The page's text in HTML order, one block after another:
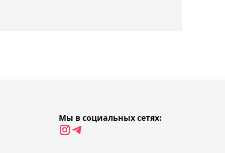
Inclusion Cup в
Швейцарии
Мы в социальных сетях: